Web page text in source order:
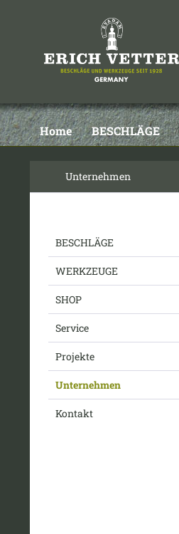
Home BESCHLÄGE
Unternehmen
BESCHLÄGE
WERKZEUGE
SHOP
Service
Projekte
Unternehmen
Kontakt